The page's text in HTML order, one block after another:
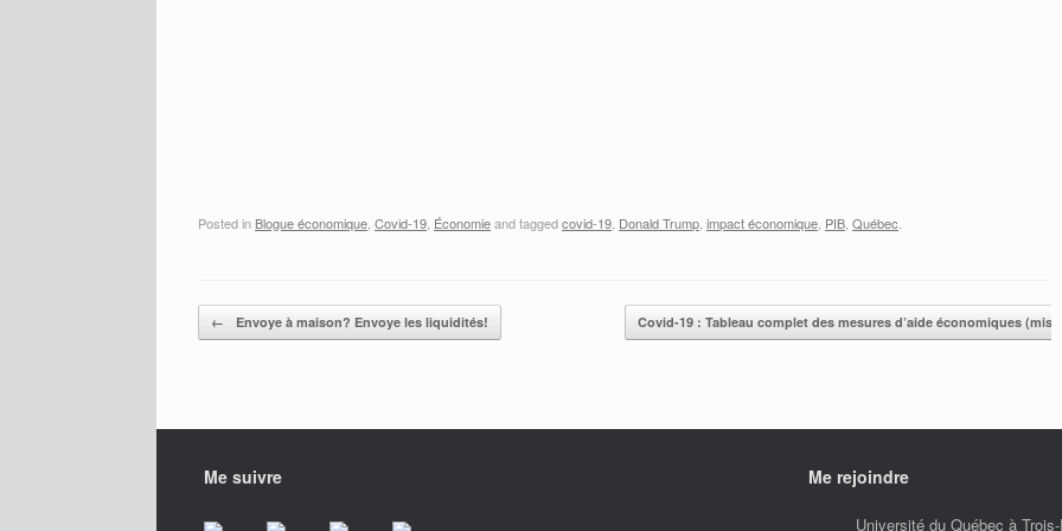
Posted in Blogue économique Covid-19 Économieand taggedcovid-19 Donald Trump impact économique PIB Québec
Post navigation
← Envoye à maison? Envoye les liquidités! Covid-19 : Tableau complet des mesures d’aide économiques (mise
Me suivre Me rejoindre
Université du Québec à